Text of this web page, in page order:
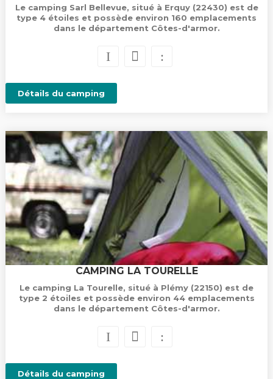
Le camping Sarl Bellevue, situé à Erquy (22430) est de
type 4 étoiles et possède environ 160 emplacements
dans le département Côtes-d'armor.
Détails du camping
CAMPING LA TOURELLE
Le camping La Tourelle, situé à Plémy (22150) est de
type 2 étoiles et possède environ 44 emplacements
dans le département Côtes-d'armor.
Détails du camping